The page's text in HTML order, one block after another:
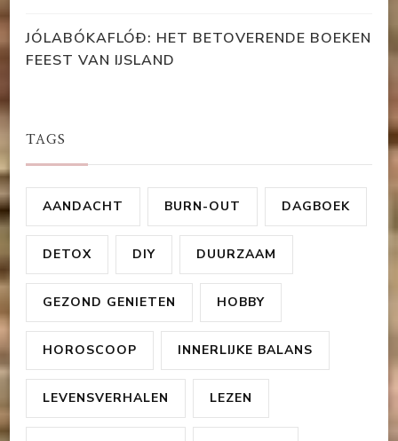
JÓLABÓKAFLÓÐ: HET BETOVERENDE BOEKEN
FEEST VAN IJSLAND
TAGS
AANDACHT BURN-OUT DAGBOEK
DETOX DIY DUURZAAM
GEZOND GENIETEN HOBBY
HOROSCOOP INNERLIJKE BALANS
LEVENSVERHALEN LEZEN